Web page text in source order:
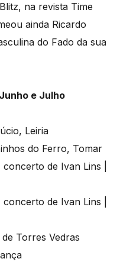
na revista Time
ainda Ricardo
do Fado da sua
e Julho
Leiria
do Ferro, Tomar
de Ivan Lins |
de Ivan Lins |
Torres Vedras